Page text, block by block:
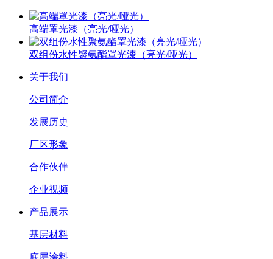
高端罩光漆（亮光/哑光）
双组份水性聚氨酯罩光漆（亮光/哑光）
关于我们
公司简介
发展历史
厂区形象
合作伙伴
企业视频
产品展示
基层材料